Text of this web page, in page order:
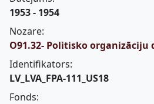
1953 - 1954
Nozare:
O91.32- Politisko organizāciju
Identifikators:
LV_LVA_FPA-111_US18
Fonds: